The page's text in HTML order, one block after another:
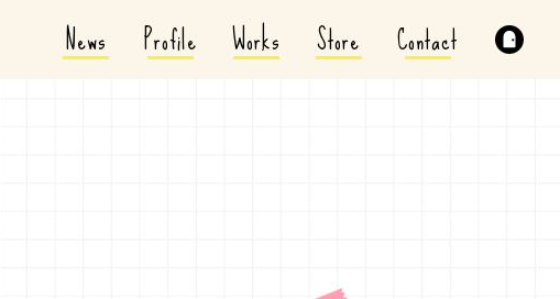
News Profile Works Store Contact